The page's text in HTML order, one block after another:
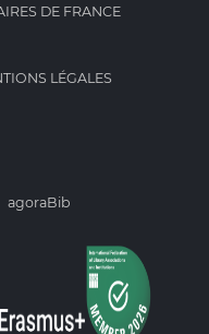
DE FRANCE
LÉGALES
agoraBib